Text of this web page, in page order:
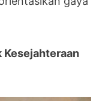
Kesejahteraan